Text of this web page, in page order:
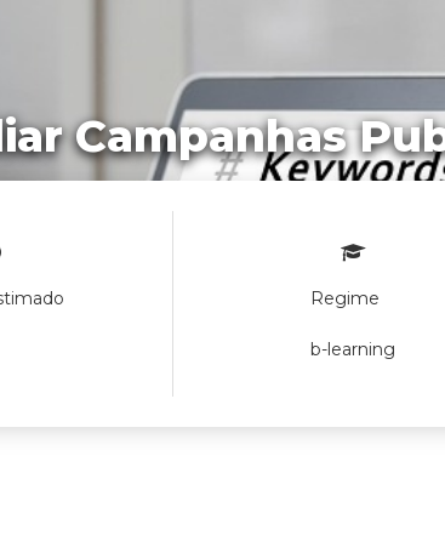
Campanhas
Regime
b-learning